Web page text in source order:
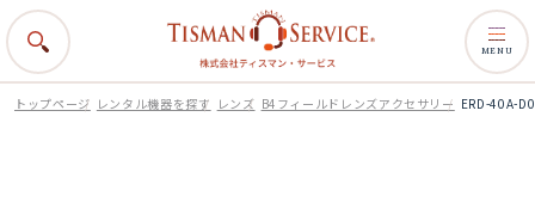
MENU
トップページ レンタル機器を探す レンズ B4フィールドレンズアクセサリー ERD-40A-